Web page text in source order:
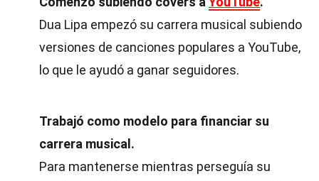
Dua Lipa empezó su carrera musical subiendo
versiones de canciones populares a YouTube,
lo que le ayudó a ganar seguidores.
Trabajó como modelo para financiar su
carrera musical.
Para mantenerse mientras perseguía su